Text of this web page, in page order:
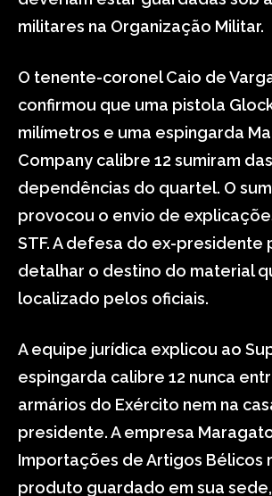
militares na Organização Militar.
O tenente-coronel Caio de
confirmou que uma pistola
milímetros e uma espingarda
Company calibre 12 sumiram das
dependências do quartel. O
provocou o envio de
STF. A defesa do ex-presidente
detalhar o destino do material
localizado pelos oficiais.
A equipe jurídica explicou ao
espingarda calibre 12 nunca
armários do Exército nem na
presidente. A empresa
Importações de Artigos Bélicos
produto guardado em sua